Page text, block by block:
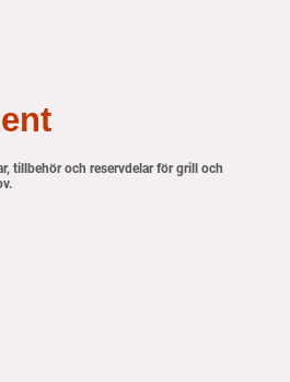
tillbehör och reservdelar för grill och